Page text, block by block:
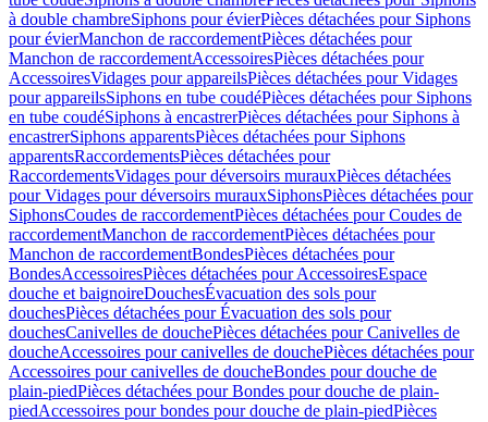
à double chambreSiphons pour évierPièces détachées pour Siphons
pour évierManchon de raccordementPièces détachées pour
Manchon de raccordementAccessoiresPièces détachées pour
AccessoiresVidages pour appareilsPièces détachées pour Vidages
pour appareilsSiphons en tube coudéPièces détachées pour Siphons
en tube coudéSiphons à encastrerPièces détachées pour Siphons à
encastrerSiphons apparentsPièces détachées pour Siphons
apparentsRaccordementsPièces détachées pour
RaccordementsVidages pour déversoirs murauxPièces détachées
pour Vidages pour déversoirs murauxSiphonsPièces détachées pour
SiphonsCoudes de raccordementPièces détachées pour Coudes de
raccordementManchon de raccordementPièces détachées pour
Manchon de raccordementBondesPièces détachées pour
BondesAccessoiresPièces détachées pour AccessoiresEspace
douche et baignoireDouchesÉvacuation des sols pour
douchesPièces détachées pour Évacuation des sols pour
douchesCanivelles de douchePièces détachées pour Canivelles de
doucheAccessoires pour canivelles de douchePièces détachées pour
Accessoires pour canivelles de doucheBondes pour douche de
plain-piedPièces détachées pour Bondes pour douche de plain-
piedAccessoires pour bondes pour douche de plain-piedPièces